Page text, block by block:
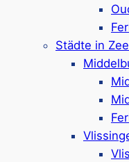
Städte in
Viele